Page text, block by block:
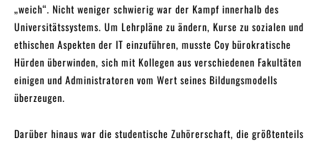
„weich“. Nicht weniger schwierig war der Kampf innerhalb des
Universitätssystems. Um Lehrpläne zu ändern, Kurse zu sozialen und
ethischen Aspekten der IT einzuführen, musste Coy bürokratische
Hürden überwinden, sich mit Kollegen aus verschiedenen Fakultäten
einigen und Administratoren vom Wert seines Bildungsmodells
überzeugen.
Darüber hinaus war die studentische Zuhörerschaft, die größtenteils